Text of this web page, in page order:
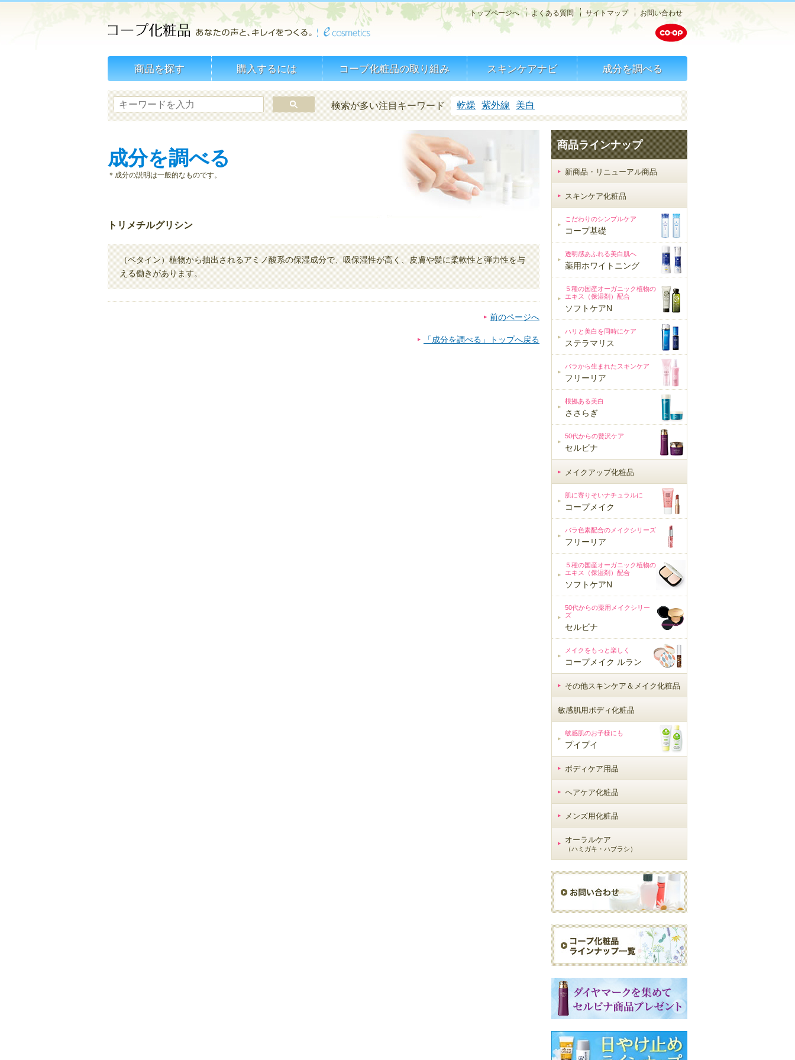
メニュー
検索
商品を探す 購入するには コープ化粧品の取り組み スキンケアナビ 成分を調べる
トップページへ よくある質問 サイトマップ お問い合わせ
検索が多い注目キーワード 乾燥 紫外線 美白
成分を調べる
＊成分の説明は一般的なものです。
トリメチルグリシン
（ベタイン）植物から抽出されるアミノ酸系の保湿成分で、吸保湿性が高く、皮膚や髪に柔軟性と弾力性を与
える働きがあります。
前のページへ
「成分を調べる」トップへ戻る
商品ラインナップ
新商品・リニューアル商品
スキンケア化粧品
スキンケア化粧品
こだわりのシンプルケア
コープ基礎
透明感あふれる美白肌へ
薬用ホワイトニング
５種の国産オーガニック植物の
エキス（保湿剤）配合
ソフトケアN
ハリと美白を同時にケア
ステラマリス
バラから生まれたスキンケア
フリーリア
根拠ある美白
ささらぎ
50代からの贅沢ケア
セルビナ
メイクアップ化粧品
メイクアップ化粧品
肌に寄りそいナチュラルに
コープメイク
バラ色素配合のメイクシリーズ
フリーリア
５種の国産オーガニック植物の
エキス（保湿剤）配合
ソフトケアN
50代からの薬用メイクシリー
ズ
セルビナ
メイクをもっと楽しく
コープメイク ルラン
その他スキンケア＆メイク化粧品
敏感肌用ボディ化粧品
敏感肌用ボディ化粧品
敏感肌のお子様にも
プイプイ
ボディケア用品
ヘアケア化粧品
メンズ用化粧品
オーラルケア
（ハミガキ・ハブラシ）